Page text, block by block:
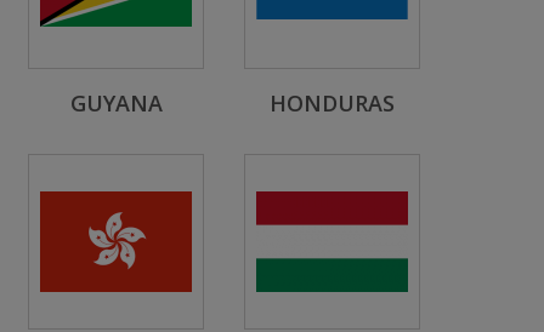
GUYANA HONDURAS